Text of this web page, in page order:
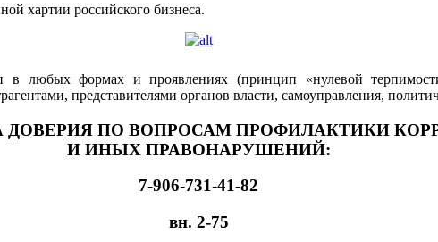
хартии российского бизнеса.
формах и проявлениях (принцип «нулевой
представителями органов власти, самоуправления,
ДОВЕРИЯ ПО ВОПРОСАМ ПРОФИЛАКТИКИ
И ИНЫХ ПРАВОНАРУШЕНИЙ:
7-906-731-41-82
вн. 2-75